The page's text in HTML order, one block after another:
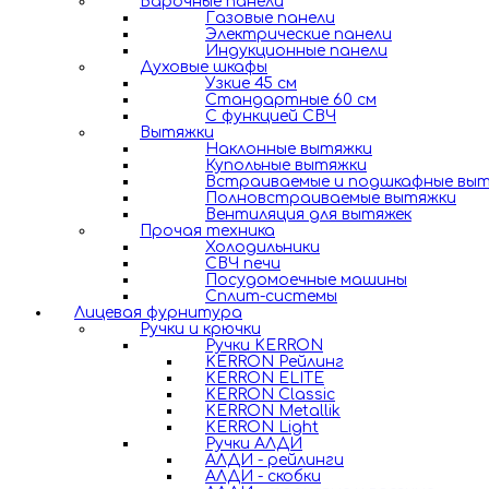
Газовые панели
Электрические панели
Индукционные панели
Духовые шкафы
Узкие 45 см
Стандартные 60 см
С функцией СВЧ
Вытяжки
Наклонные вытяжки
Купольные вытяжки
Встраиваемые и подшкафные
Полновстраиваемые вытяжки
Вентиляция для вытяжек
Прочая техника
Холодильники
СВЧ печи
Посудомоечные машины
Сплит-системы
Лицевая фурнитура
Ручки и крючки
Ручки KERRON
KERRON Рейлинг
KERRON ELITE
KERRON Classic
KERRON Metallik
KERRON Light
Ручки АЛДИ
АЛДИ - рейлинги
АЛДИ - скобки